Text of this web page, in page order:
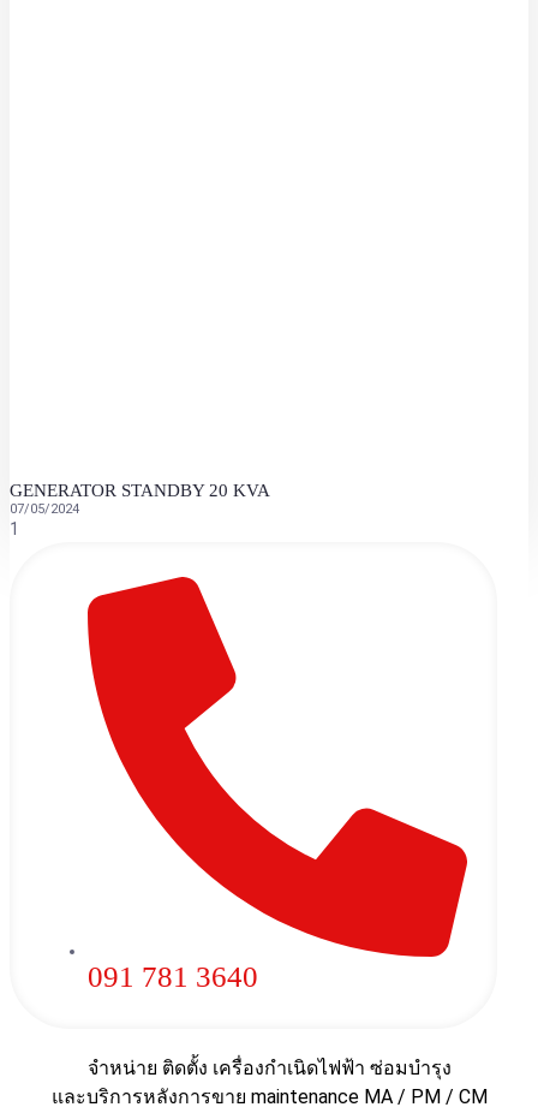
GENERATOR STANDBY 20 KVA
07/05/2024
091 781 3640
จำหน่าย ติดตั้ง เครื่องกำเนิดไฟฟ้า ซ่อมบำรุง
และบริการหลังการขาย maintenance MA / PM / CM